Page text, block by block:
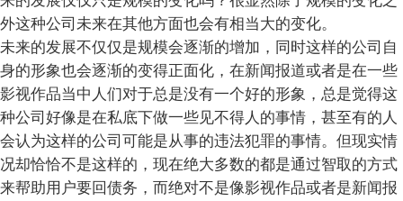
外这种公司未来在其他方面也会有相当大的变化。
未来的发展不仅仅是规模会逐渐的增加，同时这样的公司自
身的形象也会逐渐的变得正面化，在新闻报道或者是在一些
影视作品当中人们对于总是没有一个好的形象，总是觉得这
种公司好像是在私底下做一些见不得人的事情，甚至有的人
会认为这样的公司可能是从事的违法犯罪的事情。但现实情
况却恰恰不是这样的，现在绝大多数的都是通过智取的方式
来帮助用户要回债务，而绝对不是像影视作品或者是新闻报